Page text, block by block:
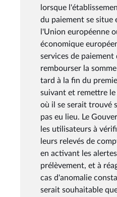
lorsque
du paiement se situe
l'Union européenne
économique
services de
rembourser la
tard à la fin du
suivant et remettre
où il se serait trouvé
pas eu lieu. Le
les utilisateurs à
leurs relevés de
en activant les
prélèvement, et à
cas d'anomalie
serait souhaitable